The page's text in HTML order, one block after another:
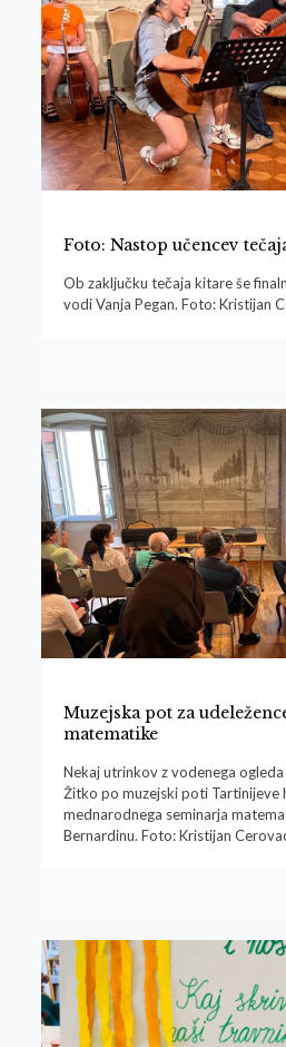
Foto: Nastop učencev
Ob zaključku tečaja kitare še
vodi Vanja Pegan. Foto: Kristijan
Muzejska pot za
matematike
Nekaj utrinkov z vodenega
Žitko po muzejski poti Tartinijeve
mednarodnega seminarja
Bernardinu. Foto: Kristijan